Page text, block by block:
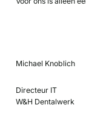
Michael Knoblich
Directeur IT
W&H Dentalwerk